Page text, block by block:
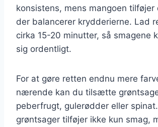
konsistens, mens mangoen tilføjer
der balancerer krydderierne. Lad
cirka 15-20 minutter, så smagene
sig ordentligt.
For at gøre retten endnu mere
nærende kan du tilsætte
peberfrugt, gulerødder eller
grøntsager tilføjer ikke kun smag,